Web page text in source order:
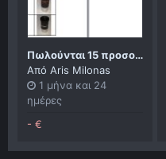
Πωλούνται 15 προσοφθάλμια και 2 Barlow 2X
Από Aris Milonas
1 μήνα και 24
ημέρες
- €